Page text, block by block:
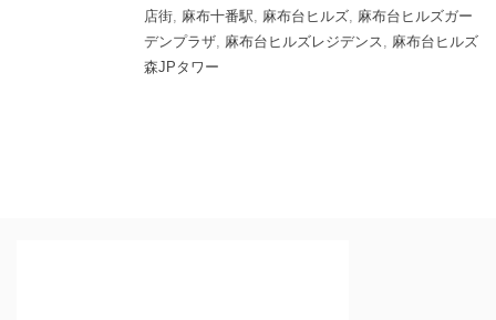
店街, 麻布十番駅, 麻布台ヒルズ, 麻布台ヒルズガー
デンプラザ, 麻布台ヒルズレジデンス, 麻布台ヒルズ
森JPタワー